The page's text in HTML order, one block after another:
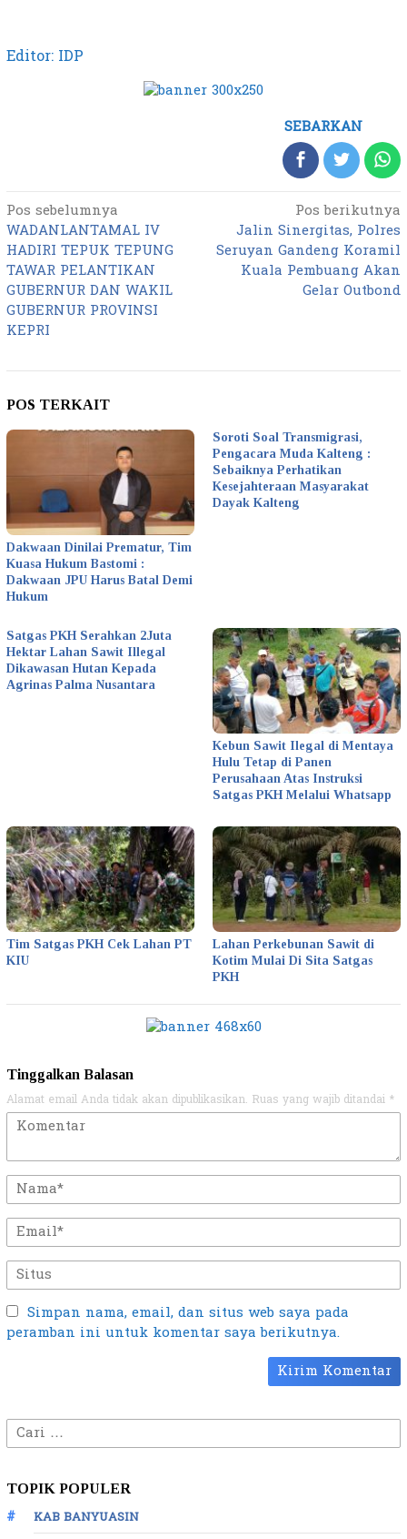
Editor: IDP
SEBARKAN
Navigasi
pos
Pos sebelumnya
WADANLANTAMAL IV
HADIRI TEPUK TEPUNG
TAWAR PELANTIKAN
GUBERNUR DAN WAKIL
GUBERNUR PROVINSI
KEPRI
Pos berikutnya
Jalin Sinergitas, Polres
Seruyan Gandeng Koramil
Kuala Pembuang Akan
Gelar Outbond
POS TERKAIT
Dakwaan Dinilai Prematur, Tim
Kuasa Hukum Bastomi :
Dakwaan JPU Harus Batal Demi
Hukum
Soroti Soal Transmigrasi,
Pengacara Muda Kalteng :
Sebaiknya Perhatikan
Kesejahteraan Masyarakat
Dayak Kalteng
Satgas PKH Serahkan 2Juta
Hektar Lahan Sawit Illegal
Dikawasan Hutan Kepada
Agrinas Palma Nusantara
Kebun Sawit Ilegal di Mentaya
Hulu Tetap di Panen
Perusahaan Atas Instruksi
Satgas PKH Melalui Whatsapp
Tim Satgas PKH Cek Lahan PT
KIU
Lahan Perkebunan Sawit di
Kotim Mulai Di Sita Satgas
PKH
Tinggalkan Balasan
Alamat email Anda tidak akan dipublikasikan. Ruas yang wajib ditandai *
Simpan nama, email, dan situs web saya pada
peramban ini untuk komentar saya berikutnya.
Cari
untuk:
TOPIK POPULER
KAB BANYUASIN